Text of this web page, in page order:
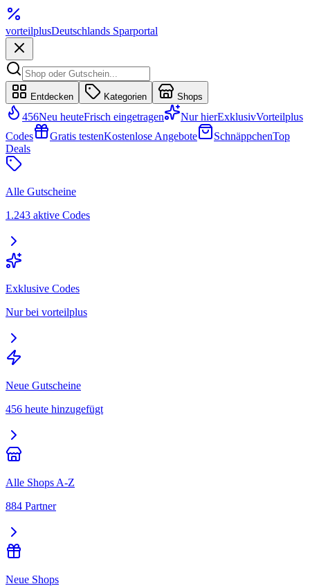
vorteilplusDeutschlands Sparportal
Entdecken Kategorien Shops
456Neu heuteFrisch eingetragen Nur hierExklusivVorteilplus
Codes
Gratis testenKostenlose Angebote SchnäppchenTop
Deals
Alle Gutscheine
1.243 aktive Codes
Exklusive Codes
Nur bei vorteilplus
Neue Gutscheine
456 heute hinzugefügt
Alle Shops A-Z
884 Partner
Neue Shops